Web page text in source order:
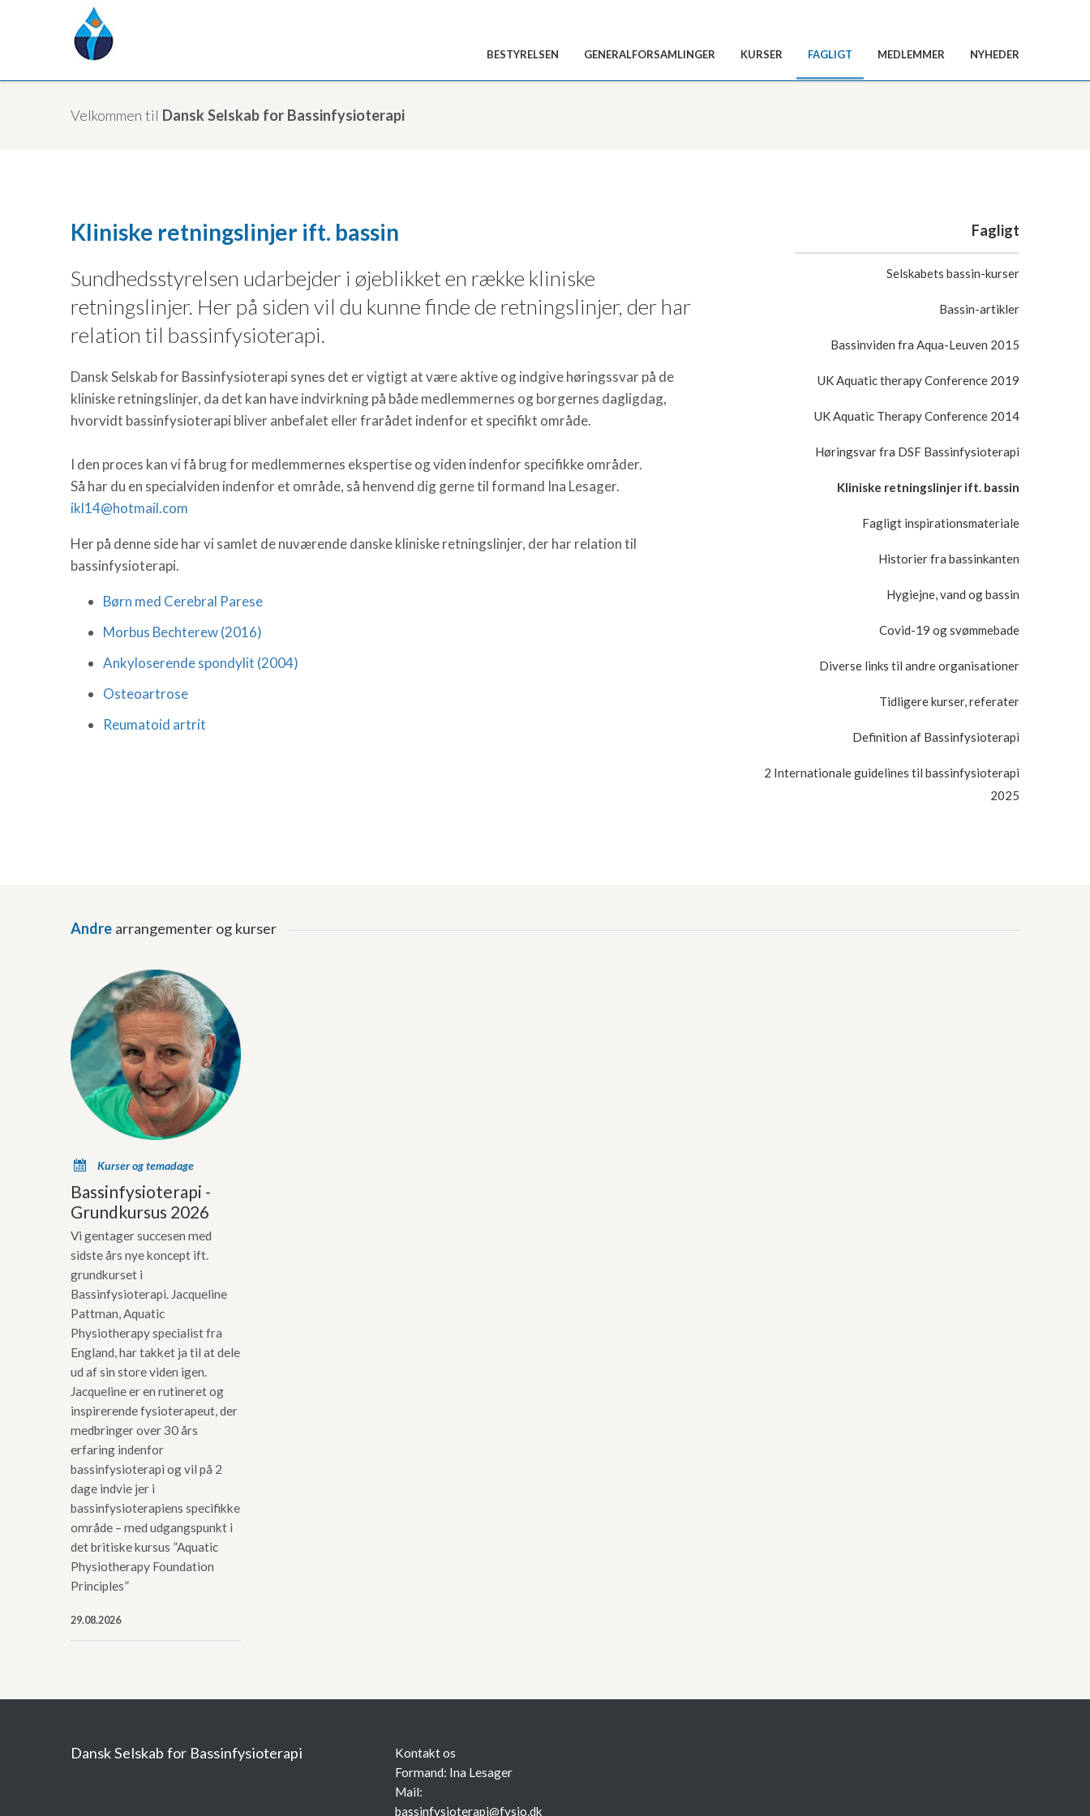
BESTYRELSEN GENERALFORSAMLINGER KURSER FAGLIGT MEDLEMMER NYHEDER
Velkommen til Dansk Selskab for Bassinfysioterapi
Kliniske retningslinjer ift. bassin
Sundhedsstyrelsen udarbejder i øjeblikket en række kliniske
retningslinjer. Her på siden vil du kunne finde de retningslinjer, der har
relation til bassinfysioterapi.
Dansk Selskab for Bassinfysioterapi synes det er vigtigt at være aktive og indgive høringssvar på de
kliniske retningslinjer, da det kan have indvirkning på både medlemmernes og borgernes dagligdag,
hvorvidt bassinfysioterapi bliver anbefalet eller frarådet indenfor et specifikt område.
I den proces kan vi få brug for medlemmernes ekspertise og viden indenfor specifikke områder.
Så har du en specialviden indenfor et område, så henvend dig gerne til formand Ina Lesager.
ikl14@hotmail.com
Her på denne side har vi samlet de nuværende danske kliniske retningslinjer, der har relation til
bassinfysioterapi.
Børn med Cerebral Parese
Morbus Bechterew (2016)
Ankyloserende spondylit (2004)
Osteoartrose
Reumatoid artrit
Fagligt
Selskabets bassin-kurser
Bassin-artikler
Bassinviden fra Aqua-Leuven 2015
UK Aquatic therapy Conference 2019
UK Aquatic Therapy Conference 2014
Høringsvar fra DSF Bassinfysioterapi
Kliniske retningslinjer ift. bassin
Fagligt inspirationsmateriale
Historier fra bassinkanten
Hygiejne, vand og bassin
Covid-19 og svømmebade
Diverse links til andre organisationer
Tidligere kurser, referater
Definition af Bassinfysioterapi
2 Internationale guidelines til bassinfysioterapi
2025
Andre arrangementer og kurser
x Kurser og temadage
Bassinfysioterapi -
Grundkursus 2026
Vi gentager succesen med
sidste års nye koncept ift.
grundkurset i
Bassinfysioterapi. Jacqueline
Pattman, Aquatic
Physiotherapy specialist fra
England, har takket ja til at dele
ud af sin store viden igen.
Jacqueline er en rutineret og
inspirerende fysioterapeut, der
medbringer over 30 års
erfaring indenfor
bassinfysioterapi og vil på 2
dage indvie jer i
bassinfysioterapiens specifikke
område – med udgangspunkt i
det britiske kursus ”Aquatic
Physiotherapy Foundation
Principles”
29.08.2026
Dansk Selskab for Bassinfysioterapi
Kontakt os
Formand: Ina Lesager
Mail:
bassinfysioterapi@fysio.dk